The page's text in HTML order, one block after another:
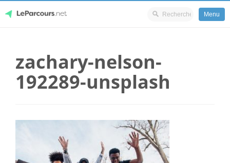
content
Menu
zachary-nelson-
192289-unsplash